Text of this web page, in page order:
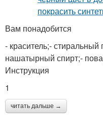
Вам понадобится
- краситель;-
нашатырный спирт;-
Инструкция
1
читать дальше →